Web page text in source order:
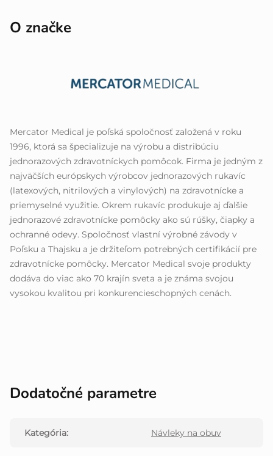
O značke
Mercator Medical je poľská spoločnosť založená v roku
1996, ktorá sa špecializuje na výrobu a distribúciu
jednorazových zdravotníckych pomôcok. Firma je jedným z
najväčších európskych výrobcov jednorazových rukavíc
(latexových, nitrilových a vinylových) na zdravotnícke a
priemyselné využitie. Okrem rukavíc produkuje aj ďalšie
jednorazové zdravotnícke pomôcky ako sú rúšky, čiapky a
ochranné odevy. Spoločnosť vlastní výrobné závody v
Poľsku a Thajsku a je držiteľom potrebných certifikácií pre
zdravotnícke pomôcky. Mercator Medical svoje produkty
dodáva do viac ako 70 krajín sveta a je známa svojou
vysokou kvalitou pri konkurencieschopných cenách.
Dodatočné parametre
Kategória: Návleky na obuv